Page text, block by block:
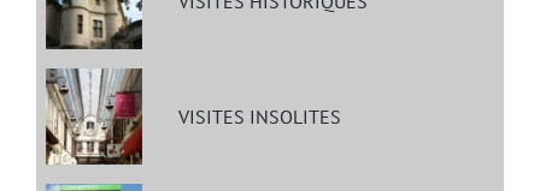
VISITES INSOLITES